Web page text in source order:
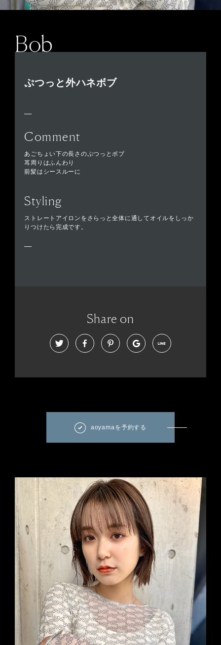
Bob
ぷつっと外ハネボブ
Comment
あごちょい下の長さのぷつっとボブ
耳周りはふんわり
前髪はシースルーに
Styling
ストレートアイロンをさらっと全体に通してオイルをしっか
りつけたら完成です。
Share on
aoyamaを予約する